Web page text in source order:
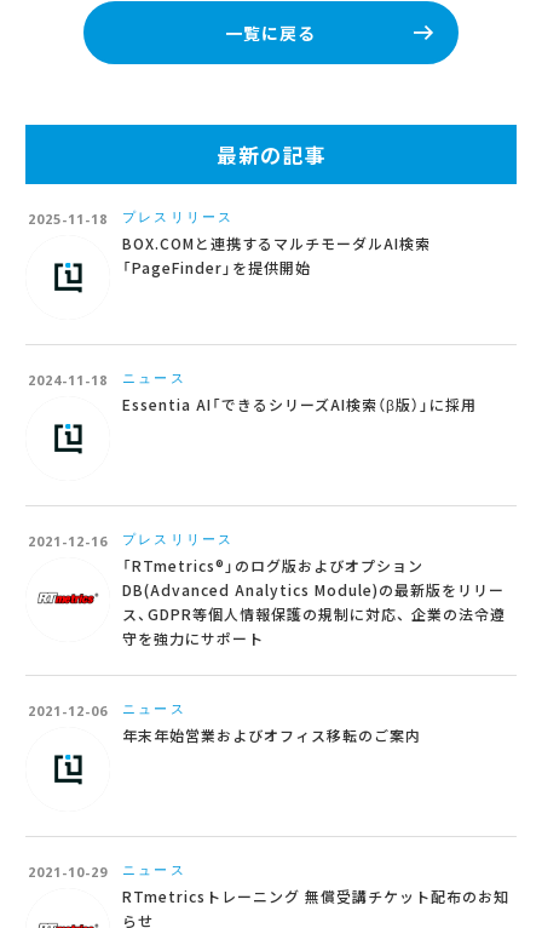
一覧に戻る
最新の記事
2025-11-18 プレスリリース
BOX.COMと連携するマルチモーダルAI検索
「PageFinder」を提供開始
2024-11-18 ニュース
Essentia AI「できるシリーズAI検索（β版）」に採用
2021-12-16 プレスリリース
「RTmetrics®」のログ版およびオプション
DB(Advanced Analytics Module)の最新版をリリー
ス、GDPR等個人情報保護の規制に対応、 企業の法令遵
守を強力にサポート
2021-12-06 ニュース
年末年始営業およびオフィス移転のご案内
2021-10-29 ニュース
RTmetricsトレーニング 無償受講チケット配布のお知
らせ